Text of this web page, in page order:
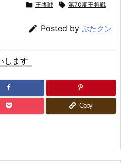
 王将戦  第70期王将戦
 Posted by ぶたクン
します
Copy